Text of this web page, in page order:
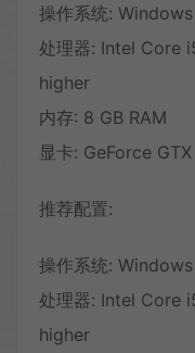
操作系统:
处理器: Intel Core
higher
内存: 8 GB RAM
显卡: GeForce
推荐配置:
操作系统:
处理器: Intel Core
higher